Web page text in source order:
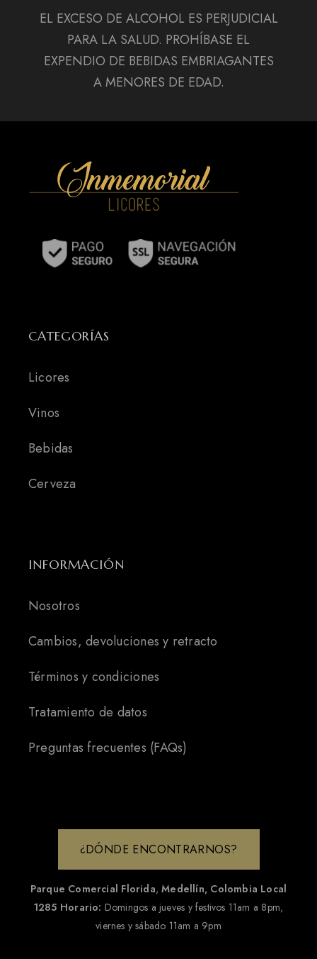
EL EXCESO DE ALCOHOL ES PERJUDICIAL
PARA LA SALUD. PROHÍBASE EL
EXPENDIO DE BEBIDAS EMBRIAGANTES
A MENORES DE EDAD.
CATEGORÍAS
Licores
Vinos
Bebidas
Cerveza
INFORMACIÓN
Nosotros
Cambios, devoluciones y retracto
Términos y condiciones
Tratamiento de datos
Preguntas frecuentes (FAQs)
¿DÓNDE ENCONTRARNOS?
Parque Comercial Florida,Medellín, Colombia Local
1285 Horario: Domingos a jueves y festivos 11am a 8pm,
viernes y sábado 11am a 9pm